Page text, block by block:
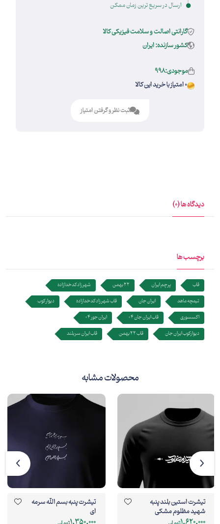
ارسال در سریع ترین زمان ممکن
گارانتی اصالت و سلامت فیزیکی کالا
کشور سازنده: ایران
موجودی:998
0 امتیاز با خرید این کالا
ثبت نظر و گرفتن امتیاز
دیدگاه ها (0)
برچسب ها
قاب پرچم ایران 22 بهمن
شهرزاد کدخدازاده
تیمچه ماهد
ایران جان قاب شهرزاد کدخدازاده
دیوار کوب
اکسسوری
قاب ایران جان 04
ایران جور 04
دیوارکوب ایران جان
قاب 22 بهمن قاب ایران سربلند
محصولات مشابه
تیشرت استین بلند پنبه
شهید مظلوم مشکی
تیشرت پنبه بسم الله سرمه
ای